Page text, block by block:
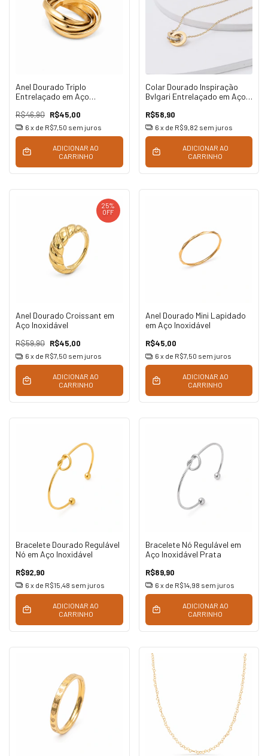
Anel Dourado Triplo
Entrelaçado em Aço
R$46,90 R$45,00
6 x de R$7,50 sem juros
ADICIONAR AO
CARRINHO
Colar Dourado Inspiração
Bvlgari Entrelaçado em Aço
R$58,90
6 x de R$9,82 sem juros
ADICIONAR AO
CARRINHO
25%
OFF
Anel Dourado Croissant em
Aço Inoxidável
R$59,90 R$45,00
6 x de R$7,50 sem juros
ADICIONAR AO
CARRINHO
Anel Dourado Mini Lapidado
em Aço Inoxidável
R$45,00
6 x de R$7,50 sem juros
ADICIONAR AO
CARRINHO
Bracelete Dourado Regulável
Nó em Aço Inoxidável
R$92,90
6 x de R$15,48 sem juros
ADICIONAR AO
CARRINHO
Bracelete Nó Regulável em
Aço Inoxidável Prata
R$89,90
6 x de R$14,98 sem juros
ADICIONAR AO
CARRINHO